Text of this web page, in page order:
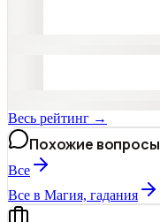
Весь рейтинг →
Похожие вопросы
Все
Все в Магия, гадания